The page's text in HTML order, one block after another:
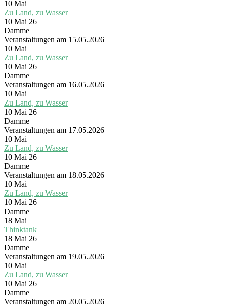
10 Mai
Zu Land, zu Wasser
10 Mai 26
Damme
Veranstaltungen am 15.05.2026
10 Mai
Zu Land, zu Wasser
10 Mai 26
Damme
Veranstaltungen am 16.05.2026
10 Mai
Zu Land, zu Wasser
10 Mai 26
Damme
Veranstaltungen am 17.05.2026
10 Mai
Zu Land, zu Wasser
10 Mai 26
Damme
Veranstaltungen am 18.05.2026
10 Mai
Zu Land, zu Wasser
10 Mai 26
Damme
18 Mai
Thinktank
18 Mai 26
Damme
Veranstaltungen am 19.05.2026
10 Mai
Zu Land, zu Wasser
10 Mai 26
Damme
Veranstaltungen am 20.05.2026